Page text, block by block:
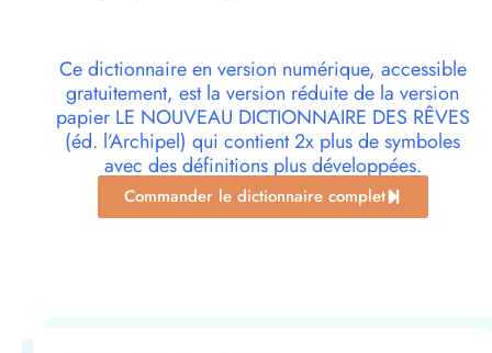
Ce dictionnaire en version numérique, accessible
gratuitement, est la version réduite de la version
papier LE NOUVEAU DICTIONNAIRE DES RÊVES
(éd. l’Archipel) qui contient 2x plus de symboles
avec des définitions plus développées.
Commander le dictionnaire complet